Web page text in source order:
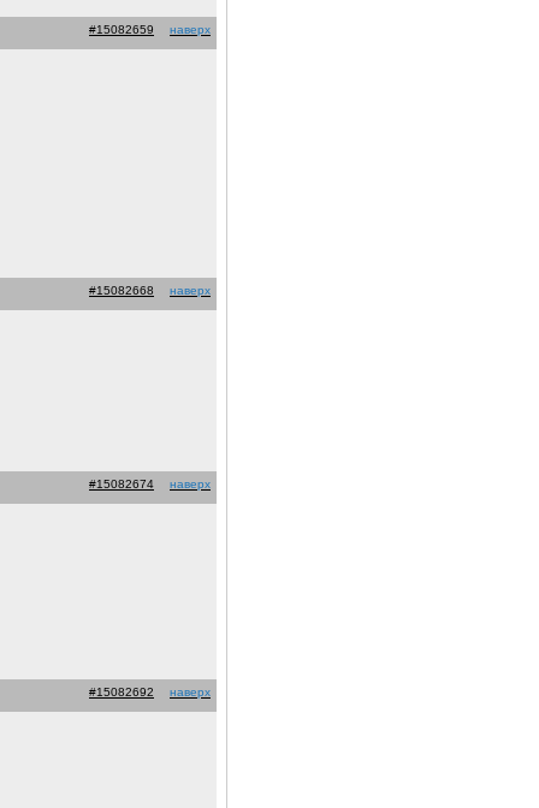
#15082659 наверх
#15082668 наверх
#15082674 наверх
#15082692 наверх